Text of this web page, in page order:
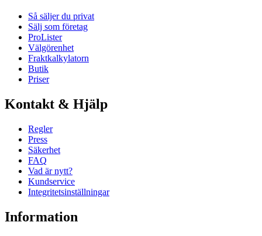
Så säljer du privat
Sälj som företag
ProLister
Välgörenhet
Fraktkalkylatorn
Butik
Priser
Kontakt & Hjälp
Regler
Press
Säkerhet
FAQ
Vad är nytt?
Kundservice
Integritetsinställningar
Information